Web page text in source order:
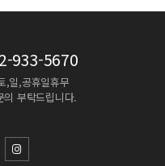
933-5670
,일,공휴일휴무
부탁드립니다.